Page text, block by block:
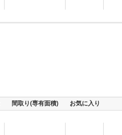
間取り(専有面積) お気に入り